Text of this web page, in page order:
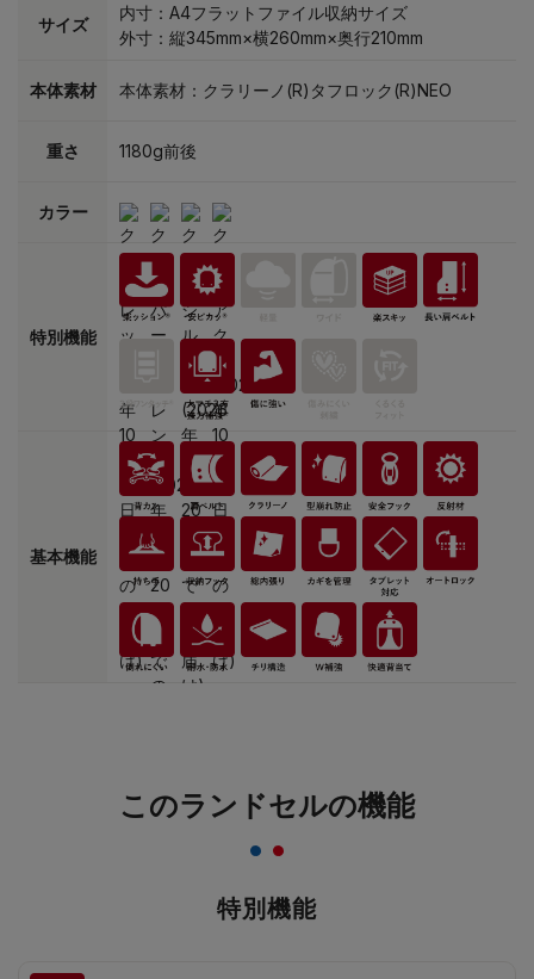
サイズ
内寸：A4フラットファイル収納サイズ
外寸：縦345mm×横260mm×奥行210mm
本体素材 本体素材：クラリーノ(R)タフロック(R)NEO
重さ 1180g前後
カラー
特別機能
基本機能
このランドセルの機能
特別機能